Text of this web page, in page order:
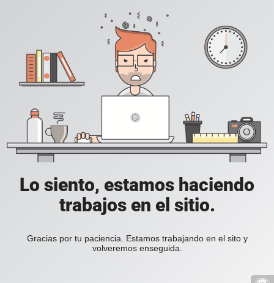
Lo siento, estamos haciendo
trabajos en el sitio.
Gracias por tu paciencia. Estamos trabajando en el sito y
volveremos enseguida.